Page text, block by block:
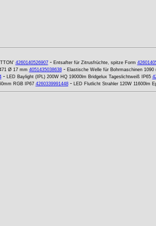
4260140526907- Entsafter für Zitrusfrüchte, spitze Form
Ø 17 mm 4051435038638- Elastische Welle für Bohrmaschinen 1090
- LED Baylight (IPL) 200W HQ 19000lm Bridgelux Tageslichtweiß IP65
RGB IP67 4260339991448- LED Flutlicht Strahler 120W 11600lm